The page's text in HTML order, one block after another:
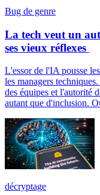
Bug de genre
La tech veut un
ses vieux réflexes
L'essor de l'IA pousse
les managers
des équipes et l'autorité
autant que d'inclusion.
décryptage